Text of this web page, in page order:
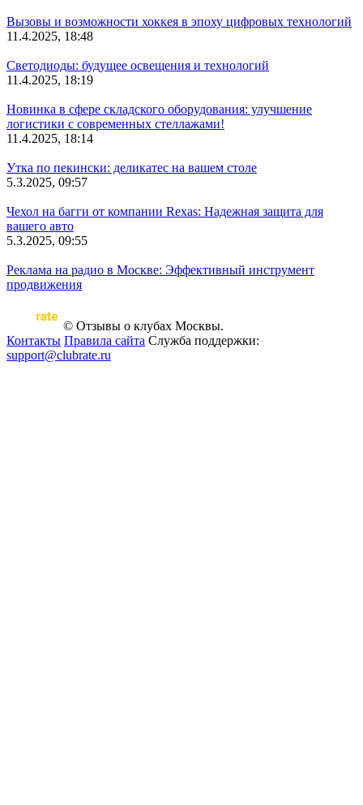
Вызовы и возможности хоккея в эпоху цифровых технологий
11.4.2025, 18:48
Светодиоды: будущее освещения и технологий
11.4.2025, 18:19
Новинка в сфере складского оборудования: улучшение
логистики с современных стеллажами!
11.4.2025, 18:14
Утка по пекински: деликатес на вашем столе
5.3.2025, 09:57
Чехол на багги от компании Rexas: Надежная защита для
вашего авто
5.3.2025, 09:55
Реклама на радио в Москве: Эффективный инструмент
продвижения
© Отзывы о клубах Москвы.
Контакты Правила сайта Служба поддержки:
support@clubrate.ru